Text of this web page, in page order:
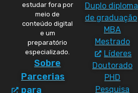
estudar fora por
meio de
conteúdo digital
e um
preparatório
especializado.
Sobre
Parcerias
para
Duplo diploma
de graduação
MBA
Mestrado
Líderes
Doutorado
PHD
Pesquisa